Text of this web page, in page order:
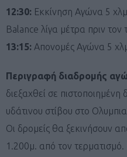
12:30: Εκκίνηση Αγώνα 5
Balance λίγα μέτρα πριν τον
13:15: Απονομές Αγώνα 5
Περιγραφή διαδρομής
διεξαχθεί σε πιστοποιημένη
υδάτινου στίβου στο
Οι δρομείς θα ξεκινήσουν
1.200μ. από τον